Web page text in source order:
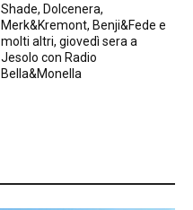
Shade, Dolcenera,
Merk&Kremont, Benji&Fede e
molti altri, giovedì sera a
Jesolo con Radio
Bella&Monella